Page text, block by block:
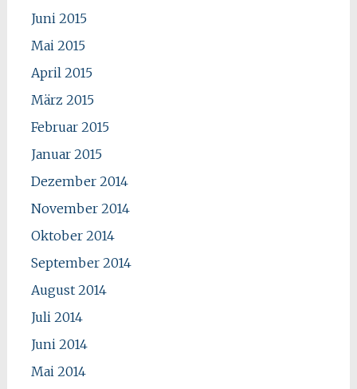
Juni 2015
Mai 2015
April 2015
März 2015
Februar 2015
Januar 2015
Dezember 2014
November 2014
Oktober 2014
September 2014
August 2014
Juli 2014
Juni 2014
Mai 2014